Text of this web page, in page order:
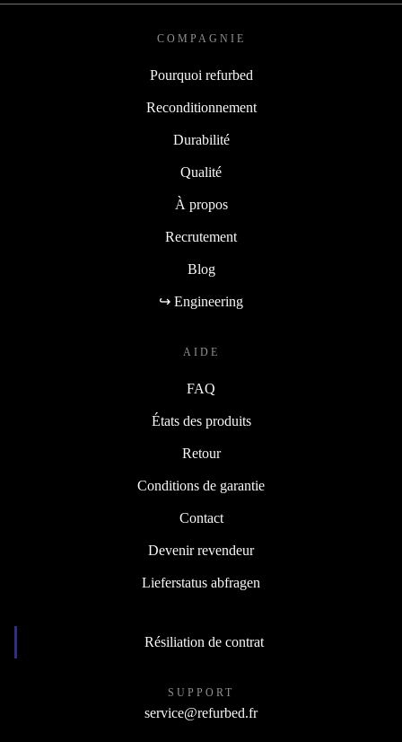
COMPAGNIE
Pourquoi refurbed
Reconditionnement
Durabilité
Qualité
À propos
Recrutement
Blog
↪ Engineering
AIDE
FAQ
États des produits
Retour
Conditions de garantie
Contact
Devenir revendeur
Lieferstatus abfragen
Résiliation de contrat
SUPPORT
service@refurbed.fr